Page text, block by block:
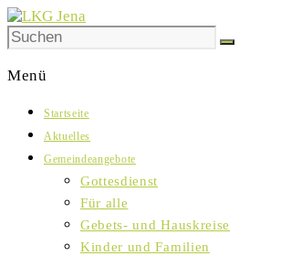
Skip
to
content
LKG
Jena
Wagnergasse
Menü
Startseite
Aktuelles
Gemeindeangebote
Gottesdienst
Für alle
Gebets- und Hauskreise
Kinder und Familien